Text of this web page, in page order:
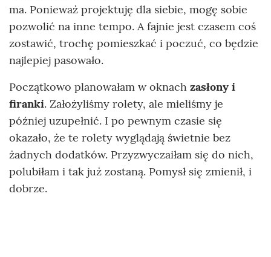
ma. Ponieważ projektuję dla siebie, mogę sobie
pozwolić na inne tempo. A fajnie jest czasem coś
zostawić, trochę pomieszkać i poczuć, co będzie
najlepiej pasowało.
Początkowo planowałam w oknach zasłony i
firanki. Założyliśmy rolety, ale mieliśmy je
później uzupełnić. I po pewnym czasie się
okazało, że te rolety wyglądają świetnie bez
żadnych dodatków. Przyzwyczaiłam się do nich,
polubiłam i tak już zostaną. Pomysł się zmienił, i
dobrze.